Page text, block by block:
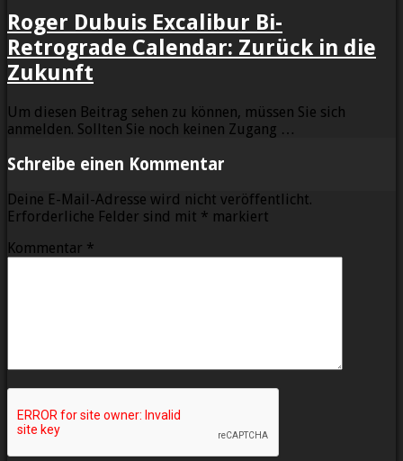
Roger Dubuis Excalibur Bi-
Retrograde Calendar: Zurück in die
Zukunft
Um diesen Beitrag sehen zu können, müssen Sie sich
anmelden. Sollten Sie noch keinen Zugang …
Schreibe einen Kommentar
Deine E-Mail-Adresse wird nicht veröffentlicht.
Erforderliche Felder sind mit * markiert
Kommentar *